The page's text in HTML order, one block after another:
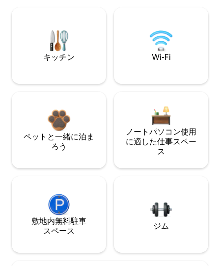
キッチン Wi-Fi
ペットと一緒に泊ま
ろう
ノートパソコン使用
に適した仕事スペー
ス
敷地内無料駐⁠車
ス⁠ペ⁠ー⁠ス
ジム